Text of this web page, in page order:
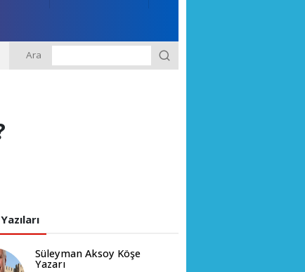
Ara
Süleyman Aksoy Köşe
Yazarı